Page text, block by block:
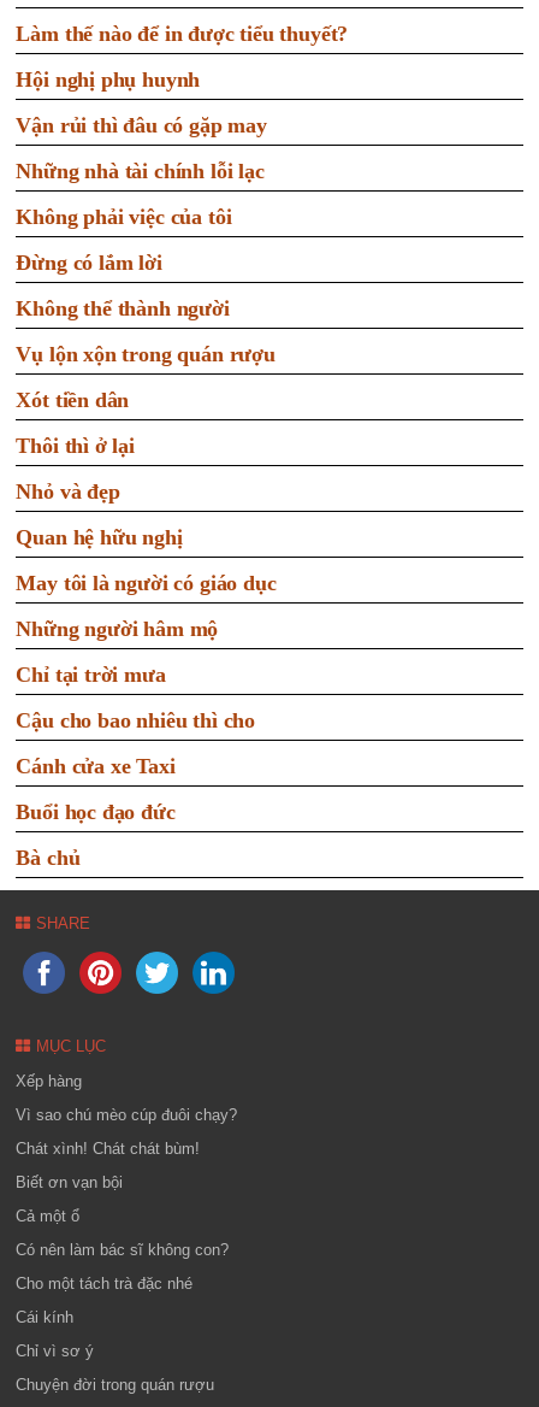
Làm thế nào để in được tiểu thuyết?
Hội nghị phụ huynh
Vận rủi thì đâu có gặp may
Những nhà tài chính lỗi lạc
Không phải việc của tôi
Đừng có lắm lời
Không thể thành người
Vụ lộn xộn trong quán rượu
Xót tiền dân
Thôi thì ở lại
Nhỏ và đẹp
Quan hệ hữu nghị
May tôi là người có giáo dục
Những người hâm mộ
Chỉ tại trời mưa
Cậu cho bao nhiêu thì cho
Cánh cửa xe Taxi
Buổi học đạo đức
Bà chủ
SHARE
MỤC LỤC
Xếp hàng
Vì sao chú mèo cúp đuôi chạy?
Chát xình! Chát chát bùm!
Biết ơn vạn bội
Cả một ổ
Có nên làm bác sĩ không con?
Cho một tách trà đặc nhé
Cái kính
Chỉ vì sơ ý
Chuyện đời trong quán rượu